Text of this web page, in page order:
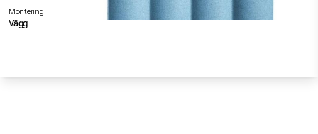
Montering
Vägg